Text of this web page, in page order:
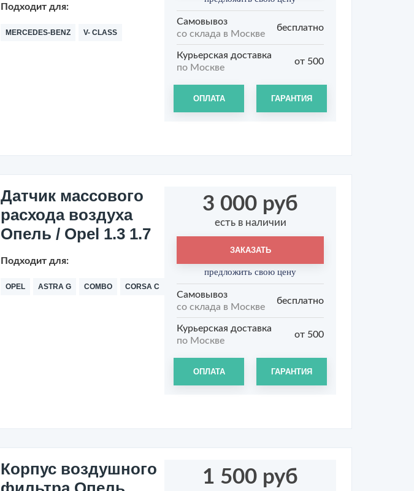
Подходит для:
MERCEDES-BENZ V- CLASS
Самовывоз
со склада в Москве
бесплатно
Курьерская доставка
по Москве
от 500
ОПЛАТА ГАРАНТИЯ
Датчик массового
расхода воздуха
Опель / Opel 1.3 1.7
Подходит для:
OPEL ASTRA G COMBO CORSA C
3 000 руб
есть в наличии
ЗАКАЗАТЬ
предложить свою цену
Самовывоз
со склада в Москве
бесплатно
Курьерская доставка
по Москве
от 500
ОПЛАТА ГАРАНТИЯ
Корпус воздушного
1 500 руб